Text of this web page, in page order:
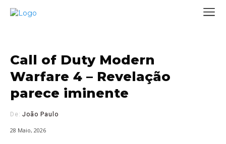
Call of Duty Modern
Warfare 4 – Revelação
parece iminente
De: João Paulo
28 Maio, 2026